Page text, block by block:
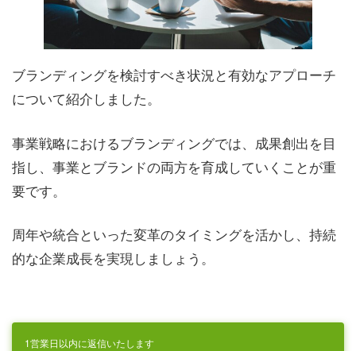
ブランディングを検討すべき状況と有効なアプローチ
について紹介しました。
事業戦略におけるブランディングでは、成果創出を目
指し、事業とブランドの両方を育成していくことが重
要です。
周年や統合といった変革のタイミングを活かし、持続
的な企業成長を実現しましょう。
1営業日以内に返信いたします